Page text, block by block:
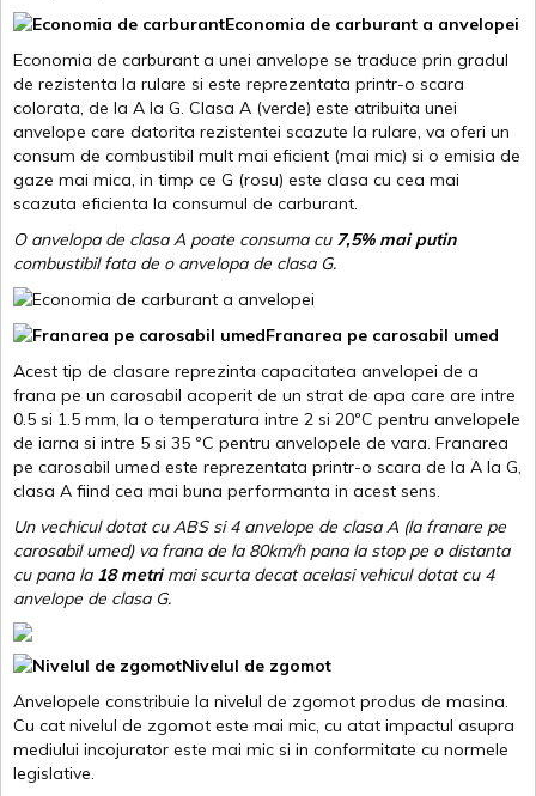
Economia de carburant a anvelopei
Economia de carburant a unei anvelope se traduce prin gradul
de rezistenta la rulare si este reprezentata printr-o scara
colorata, de la A la G. Clasa A (verde) este atribuita unei
anvelope care datorita rezistentei scazute la rulare, va oferi un
consum de combustibil mult mai eficient (mai mic) si o emisia de
gaze mai mica, in timp ce G (rosu) este clasa cu cea mai
scazuta eficienta la consumul de carburant.
O anvelopa de clasa A poate consuma cu 7,5% mai putin
combustibil fata de o anvelopa de clasa G.
Franarea pe carosabil umed
Acest tip de clasare reprezinta capacitatea anvelopei de a
frana pe un carosabil acoperit de un strat de apa care are intre
0.5 si 1.5 mm, la o temperatura intre 2 si 20ºC pentru anvelopele
de iarna si intre 5 si 35 ºC pentru anvelopele de vara. Franarea
pe carosabil umed este reprezentata printr-o scara de la A la G,
clasa A fiind cea mai buna performanta in acest sens.
Un vechicul dotat cu ABS si 4 anvelope de clasa A (la franare pe
carosabil umed) va frana de la 80km/h pana la stop pe o distanta
cu pana la 18 metrimai scurta decat acelasi vehicul dotat cu 4
anvelope de clasa G.
Nivelul de zgomot
Anvelopele constribuie la nivelul de zgomot produs de masina.
Cu cat nivelul de zgomot este mai mic, cu atat impactul asupra
mediului incojurator este mai mic si in conformitate cu normele
legislative.